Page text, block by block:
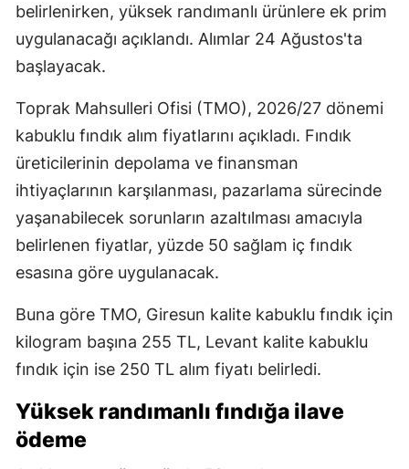
belirlenirken, yüksek randımanlı ürünlere ek prim
uygulanacağı açıklandı. Alımlar 24 Ağustos'ta
başlayacak.
Toprak Mahsulleri Ofisi (TMO), 2026/27 dönemi
kabuklu fındık alım fiyatlarını açıkladı. Fındık
üreticilerinin depolama ve finansman
ihtiyaçlarının karşılanması, pazarlama sürecinde
yaşanabilecek sorunların azaltılması amacıyla
belirlenen fiyatlar, yüzde 50 sağlam iç fındık
esasına göre uygulanacak.
Buna göre TMO, Giresun kalite kabuklu fındık için
kilogram başına 255 TL, Levant kalite kabuklu
fındık için ise 250 TL alım fiyatı belirledi.
Yüksek randımanlı fındığa ilave
ödeme